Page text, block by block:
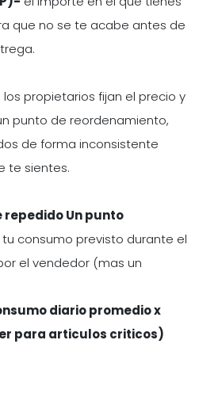
que no se te acabe antes de
propietarios fijan el precio y
punto de reordenamiento,
de forma inconsistente
te sientes.
repedido Un punto
consumo previsto durante el
el vendedor (mas un
diario promedio x
para articulos criticos)